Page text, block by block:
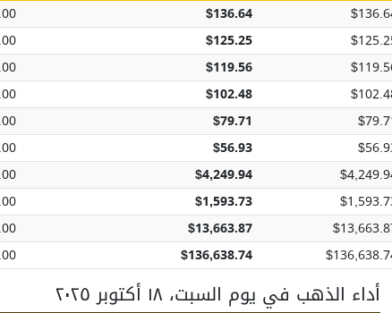
$136.64
$125.25
$119.56
$102.48
$79.71
$56.93
$4,249.94
$1,593.73
$13,663.87
$136,638.74
أداء الذهب في يوم السبت، ١٨ أكتوبر ٢٠٢٥